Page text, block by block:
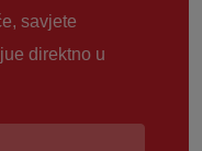
savjete
direktno u